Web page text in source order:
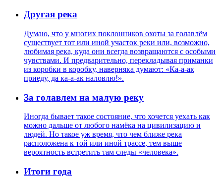
Другая река
Думаю, что у многих поклонников охоты за голавлём
существует тот или иной участок реки или, возможно,
любимая река, куда они всегда возвращаются с особыми
чувствами. И предварительно, перекладывая приманки
из коробки в коробку, наверняка думают: «Ка-а-ак
приеду, да ка-а-ак наловлю!».
За голавлем на малую реку
Иногда бывает такое состояние, что хочется уехать как
можно дальше от любого намёка на цивилизацию и
людей. Но такое уж время, что чем ближе река
расположена к той или иной трассе, тем выше
вероятность встретить там следы «человека».
Итоги года